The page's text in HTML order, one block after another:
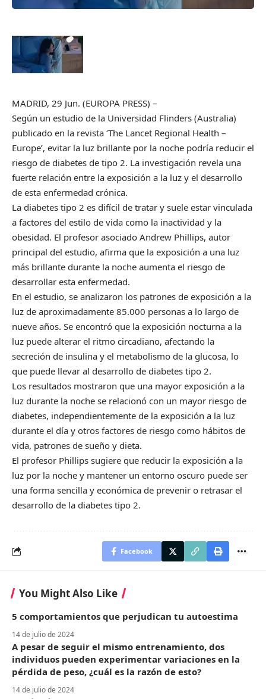
MADRID, 29 Jun. (EUROPA PRESS) –
Según un estudio de la Universidad Flinders (Australia)
publicado en la revista ‘The Lancet Regional Health –
Europe’, evitar la luz brillante por la noche podría reducir el
riesgo de diabetes de tipo 2. La investigación revela una
fuerte relación entre la exposición a la luz y el desarrollo
de esta enfermedad crónica.
La diabetes tipo 2 es difícil de tratar y suele estar vinculada
a factores del estilo de vida como la inactividad y la
obesidad. El profesor asociado Andrew Phillips, autor
principal del estudio, afirma que la exposición a una luz
más brillante durante la noche aumenta el riesgo de
desarrollar esta enfermedad.
En el estudio, se analizaron los patrones de exposición a la
luz de aproximadamente 85.000 personas a lo largo de
nueve años. Se encontró que la exposición nocturna a la
luz puede alterar el ritmo circadiano, afectando la
secreción de insulina y el metabolismo de la glucosa, lo
que puede llevar al desarrollo de diabetes tipo 2.
Los resultados mostraron que una mayor exposición a la
luz durante la noche se relacionó con un mayor riesgo de
diabetes, independientemente de la exposición a la luz
durante el día y otros factores de riesgo como hábitos de
vida, patrones de sueño y dieta.
El profesor Phillips sugiere que reducir la exposición a la
luz por la noche y mantener un entorno oscuro puede ser
una forma sencilla y económica de prevenir o retrasar el
desarrollo de la diabetes tipo 2.
Facebook
You Might Also Like
5 comportamientos que perjudican tu autoestima
14 de julio de 2024
A pesar de seguir el mismo entrenamiento, dos
individuos pueden experimentar variaciones en la
pérdida de peso, ¿cuál es la razón de esto?
14 de julio de 2024